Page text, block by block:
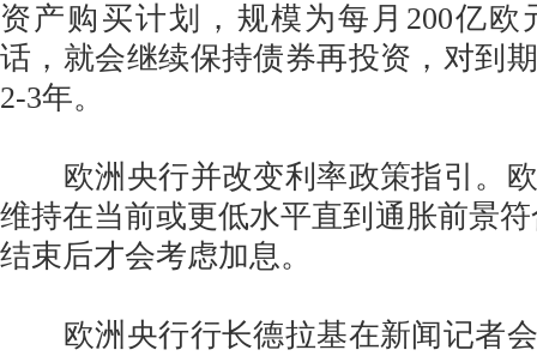
资产购买计划，规模为每月200亿欧
话，就会继续保持债券再投资，对到
2-3年。
欧洲央行并改变利率政策指引。欧
维持在当前或更低水平直到通胀前景
结束后才会考虑加息。
欧洲央行行长德拉基在新闻记者会